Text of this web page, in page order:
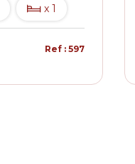
x 1
Ref : 597